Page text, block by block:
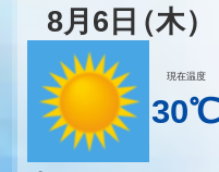
8月 6 日（木）
現在温度
30℃